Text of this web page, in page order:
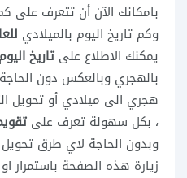
بامكانك الآن أن تتعرف على كم
وكم تاريخ اليوم بالميلادي
يمكنك الاطلاع على تاريخ
بالهجري وبالعكس دون الحاجة
هجري الى ميلادي أو تحويل
، بكل سهولة تعرف على تقويم 2019 هجري
وبدون الحاجة لاي طرق
زيارة هذه الصفحة باستمرار